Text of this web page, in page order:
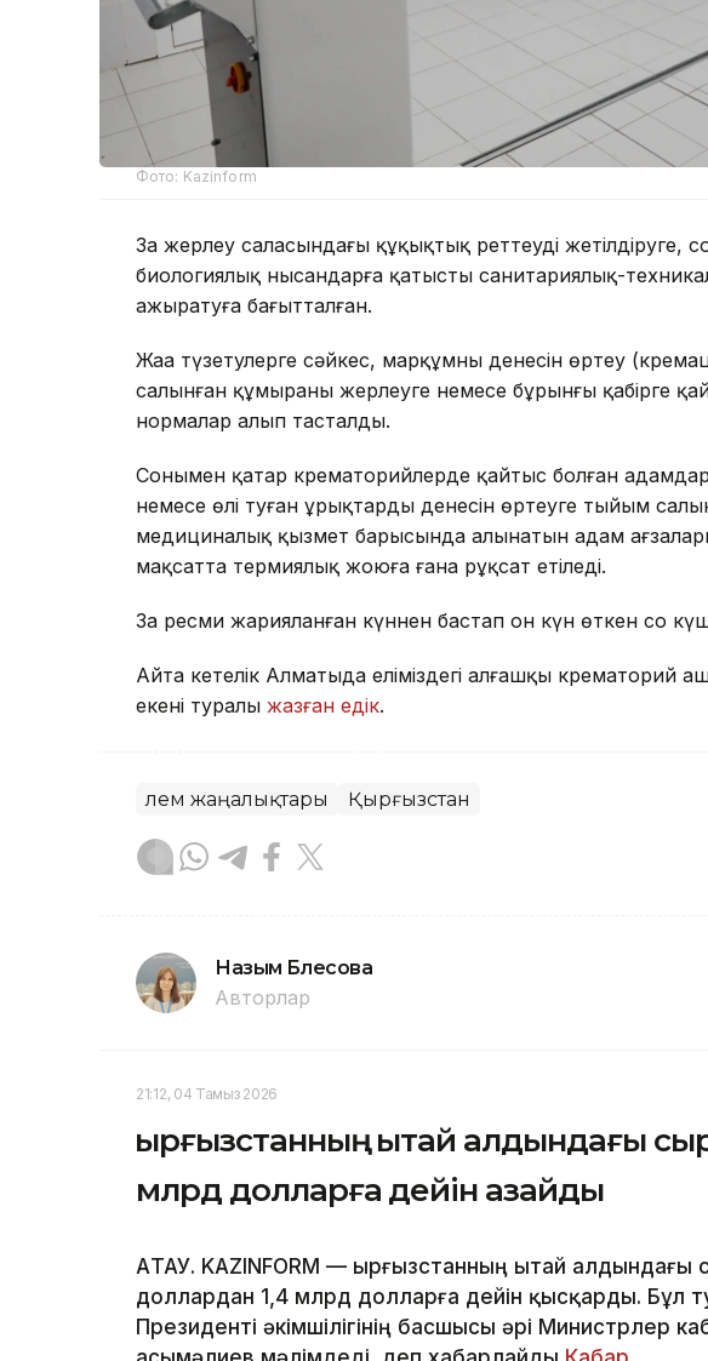
Фото: Kazinform
Заң жерлеу саласындағы құқықтық реттеуді жетілдіруге,
биологиялық нысандарға қатысты санитариялық-
ажыратуға бағытталған.
Жаңа түзетулерге сәйкес, марқұмның денесін өртеу
салынған құмыраны жерлеуге немесе бұрынғы қабірге
нормалар алып тасталды.
Сонымен қатар крематорийлерде қайтыс болған
немесе өлі туған ұрықтардың денесін өртеуге тыйым
медициналық қызмет барысында алынатын адам
мақсатта термиялық жоюға ғана рұқсат етіледі.
Заң ресми жарияланған күннен бастап он күн өткен соң
Айта кетелік Алматыда еліміздегі алғашқы крематорий
екені туралы жазған едік.
Әлем жаңалықтары Қырғызстан
Назым Бөлесова
Авторлар
21:12, 04 Тамыз 2026
Қырғызстанның Қытай алдындағы
млрд долларға дейін азайды
АҚТАУ. KAZINFORM — Қырғызстанның Қытай
доллардан 1,4 млрд долларға дейін қысқарды. Бұл
Президенті әкімшілігінің басшысы әрі Министрлер